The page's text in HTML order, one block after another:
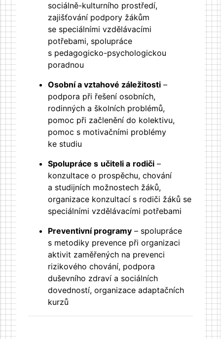
sociálně-kulturního prostředí,
zajišťování podpory žákům
se speciálními vzdělávacími
potřebami, spolupráce
s pedagogicko-psychologickou
poradnou
Osobní a vztahové záležitosti –
podpora při řešení osobních,
rodinných a školních problémů,
pomoc při začlenění do kolektivu,
pomoc s motivačními problémy
ke studiu
Spolupráce s učiteli a rodiči –
konzultace o prospěchu, chování
a studijních možnostech žáků,
organizace konzultací s rodiči žáků se
speciálními vzdělávacími potřebami
Preventivní programy – spolupráce
s metodiky prevence při organizaci
aktivit zaměřených na prevenci
rizikového chování, podpora
duševního zdraví a sociálních
dovedností, organizace adaptačních
kurzů